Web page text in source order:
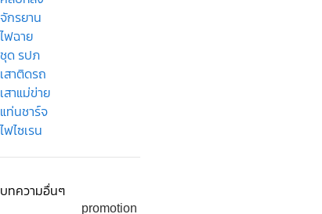
จักรยาน
ไฟฉาย
ชุด รปภ
เสาติดรถ
เสาแม่ข่าย
แท่นชาร์จ
ไฟไซเรน
บทความอื่นๆ
promotion